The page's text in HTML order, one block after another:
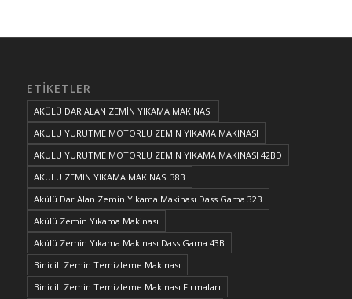
ETIKETLER
AKÜLÜ DAR ALAN ZEMİN YIKAMA MAKİNASI
AKÜLÜ YÜRÜTME MOTORLU ZEMİN YIKAMA MAKİNASI
AKÜLÜ YÜRÜTME MOTORLU ZEMİN YIKAMA MAKİNASI 42BD
AKÜLÜ ZEMİN YIKAMA MAKİNASI 38B
Akülü Dar Alan Zemin Yıkama Makinası Dass Gama 32B
Akülü Zemin Yıkama Makinası
Akülü Zemin Yıkama Makinası Dass Gama 43B
Binicili Zemin Temizleme Makinası
Binicili Zemin Temizleme Makinası Firmaları